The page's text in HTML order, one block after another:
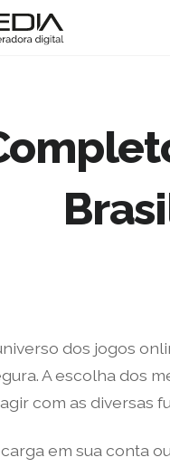
dos jogos
A escolha dos
com as diversas
em sua conta